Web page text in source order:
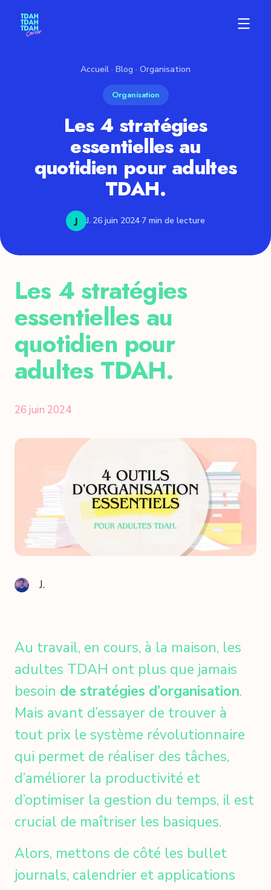
Accueil · Blog · Organisation
Organisation
Les 4 stratégies
essentielles au
quotidien pour adultes
TDAH.
J J.·26 juin 2024·7 min de lecture
Les 4 stratégies
essentielles au
quotidien pour
adultes TDAH.
26 juin 2024
J.
Au travail, en cours, à la maison, les
adultes TDAH ont plus que jamais
besoin de stratégies d’organisation.
Mais avant d’essayer de trouver à
tout prix le système révolutionnaire
qui permet de réaliser des tâches,
d’améliorer la productivité et
d’optimiser la gestion du temps, il est
crucial de maîtriser les basiques.
Alors, mettons de côté les bullet
journals, calendrier et applications